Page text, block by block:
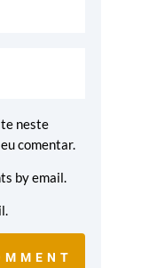
neste
comentar.
by email.